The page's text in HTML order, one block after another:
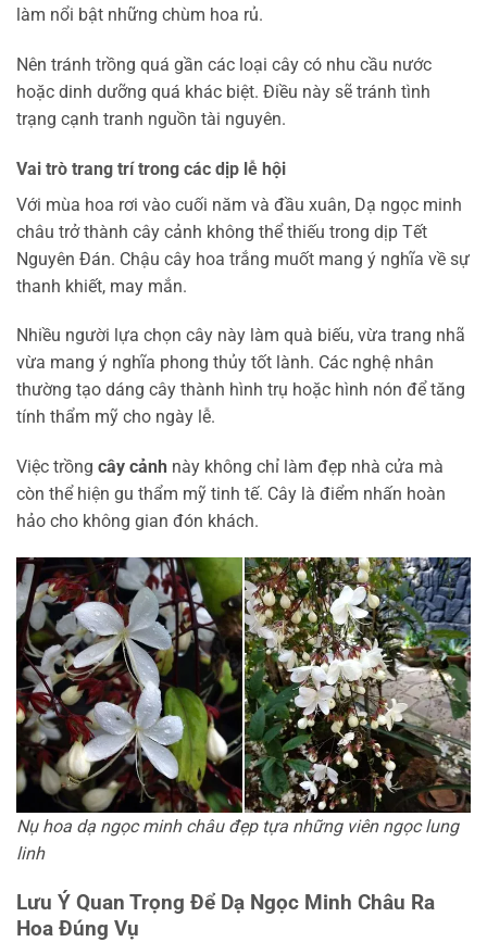
làm nổi bật những chùm hoa rủ.
Nên tránh trồng quá gần các loại cây có nhu cầu nước
hoặc dinh dưỡng quá khác biệt. Điều này sẽ tránh tình
trạng cạnh tranh nguồn tài nguyên.
Vai trò trang trí trong các dịp lễ hội
Với mùa hoa rơi vào cuối năm và đầu xuân, Dạ ngọc minh
châu trở thành cây cảnh không thể thiếu trong dịp Tết
Nguyên Đán. Chậu cây hoa trắng muốt mang ý nghĩa về sự
thanh khiết, may mắn.
Nhiều người lựa chọn cây này làm quà biếu, vừa trang nhã
vừa mang ý nghĩa phong thủy tốt lành. Các nghệ nhân
thường tạo dáng cây thành hình trụ hoặc hình nón để tăng
tính thẩm mỹ cho ngày lễ.
Việc trồng cây cảnh này không chỉ làm đẹp nhà cửa mà
còn thể hiện gu thẩm mỹ tinh tế. Cây là điểm nhấn hoàn
hảo cho không gian đón khách.
Nụ hoa dạ ngọc minh châu đẹp tựa những viên ngọc lung
linh
Lưu Ý Quan Trọng Để Dạ Ngọc Minh Châu Ra
Hoa Đúng Vụ